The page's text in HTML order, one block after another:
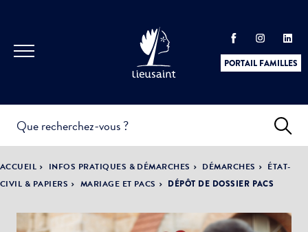
PORTAIL FAMILLES
PRATIQUES &
DÉMARCHES
ACTUALITÉS &
ÉVÈNEMENTS
ACCUEIL INFOS PRATIQUES & DÉMARCHES DÉMARCHES
ÉTAT-
CIVIL & PAPIERS
MARIAGE ET PACS DÉPÔT DE DOSSIER PACS